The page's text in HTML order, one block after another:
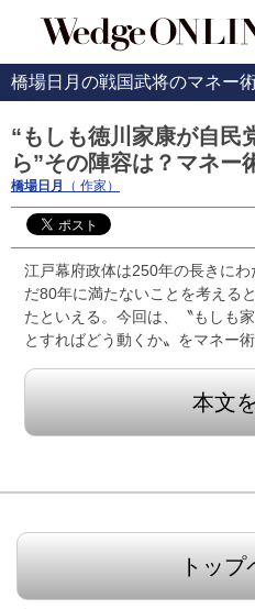
橋場日月の戦国武将のマネー
“もしも徳川家康が自民
ら”その陣容は？マネー
橋場日月 （ 作家）
江戸幕府政体は250年の長きに
だ80年に満たないことを考える
たといえる。今回は、〝もしも
とすればどう動くか〟をマネー
本文
トップ